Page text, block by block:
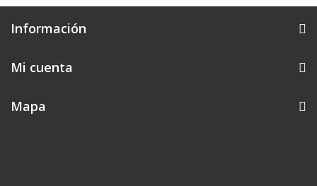
Información
Mi cuenta
Mapa